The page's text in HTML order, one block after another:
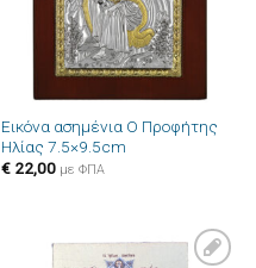
Εικόνα ασημένια Ο Προφήτης
Ηλίας 7.5×9.5cm
€22,00 με ΦΠΑ